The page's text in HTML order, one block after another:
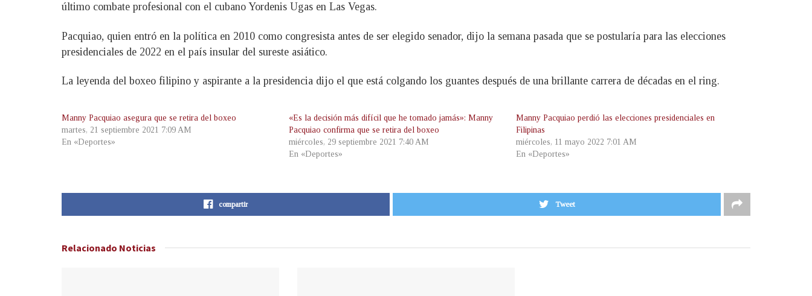
último combate profesional con el cubano Yordenis Ugas en Las Vegas.
Pacquiao, quien entró en la política en 2010 como congresista antes de ser elegido senador, dijo la semana pasada que se postularía para las elecciones
presidenciales de 2022 en el país insular del sureste asiático.
La leyenda del boxeo filipino y aspirante a la presidencia dijo el que está colgando los guantes después de una brillante carrera de décadas en el ring.
Manny Pacquiao asegura que se retira del boxeo
martes, 21 septiembre 2021 7:09 AM
En «Deportes»
«Es la decisión más difícil que he tomado jamás»: Manny
Pacquiao confirma que se retira del boxeo
miércoles, 29 septiembre 2021 7:40 AM
En «Deportes»
Manny Pacquiao perdió las elecciones presidenciales en
Filipinas
miércoles, 11 mayo 2022 7:01 AM
En «Deportes»
compartir Tweet
Relacionado Noticias